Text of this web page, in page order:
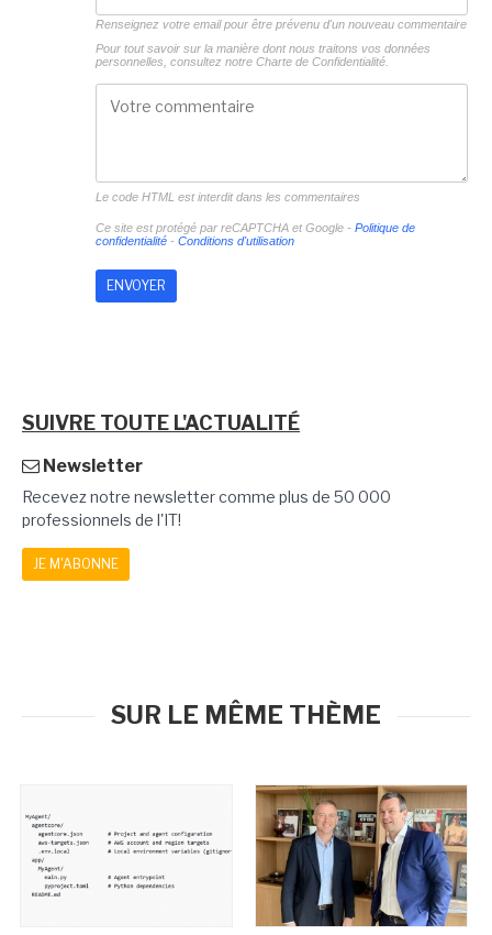
Renseignez votre email pour être prévenu d'un nouveau commentaire
Pour tout savoir sur la manière dont nous traitons vos données
personnelles, consultez notre Charte de Confidentialité.
Le code HTML est interdit dans les commentaires
Ce site est protégé par reCAPTCHA et Google - Politique de
confidentialité- Conditions d'utilisation
SUIVRE TOUTE L'ACTUALITÉ
Newsletter
Recevez notre newsletter comme plus de 50 000
professionnels de l'IT!
JE M'ABONNE
SUR LE MÊME THÈME